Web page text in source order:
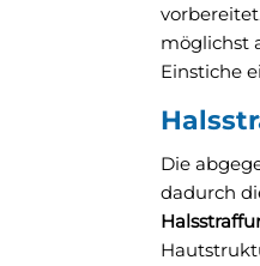
möglichst
Einstiche
Die
dadurch